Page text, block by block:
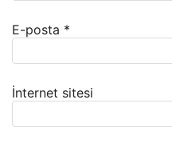
E-posta *
İnternet sitesi